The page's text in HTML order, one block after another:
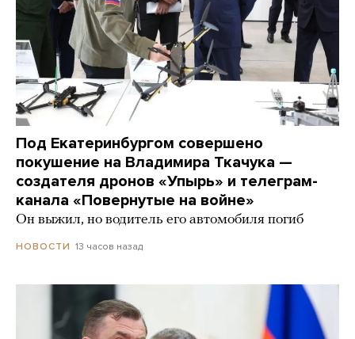
Под Екатеринбургом совершено
покушение на Владимира Ткачука —
создателя дронов «Упырь» и телеграм-
канала «Повернутые на войне»
Он выжил, но водитель его автомобиля погиб
НОВОСТИ 13 часов назад